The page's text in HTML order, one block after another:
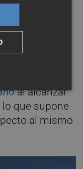
"senda de
para el
Sólo en el
ha
al alcanzar
que supone
al mismo